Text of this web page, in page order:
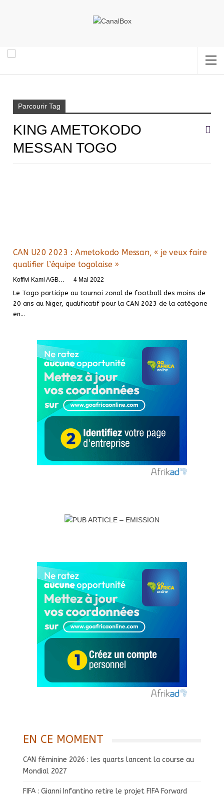
Parcourir Tag
KING AMETOKODO
MESSAN TOGO
CAN U20 2023 : Ametokodo Messan, « je veux faire
qualifier l’équipe togolaise »
4 Mai 2022
Le Togo participe au tournoi zonal de football des moins de
20 ans au Niger, qualificatif pour la CAN 2023 de la catégorie
en…
EN CE MOMENT
CAN féminine 2026 : les quarts lancent la course au
Mondial 2027
FIFA : Gianni Infantino retire le projet FIFA Forward